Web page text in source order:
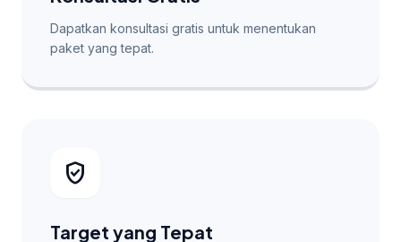
Dapatkan konsultasi gratis untuk menentukan
paket yang tepat.
verified_user
Target yang Tepat